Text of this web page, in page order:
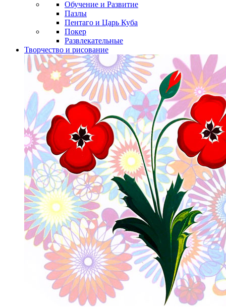
Обучение и Развитие
Пазлы
Пентаго и Царь Куба
Покер
Развлекательные
Творчество и рисование